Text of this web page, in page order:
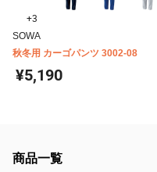
+3
SOWA
秋冬用 カーゴパンツ 3002-08
¥5,190
商品一覧